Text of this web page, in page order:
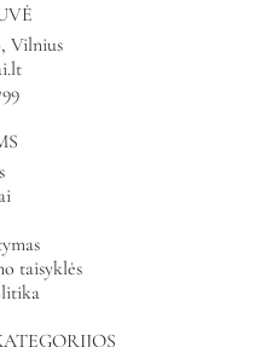
Vilnius
taisyklės